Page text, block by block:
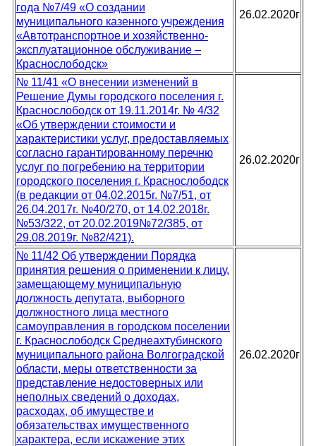
года №7/49 «О создании
муниципального казенного учреждения
«Автотранспортное и хозяйственно-
эксплуатационное обслуживание –
Краснослободск»
26.02.2020г
№ 11/41 «О внесении изменений в
Решение Думы городского поселения г.
Краснослободск от 19.11.2014г. № 4/32
«Об утверждении стоимости и
характеристики услуг, предоставляемых
согласно гарантированному перечню
услуг по погребению на территории
городского поселения г. Краснослободск
(в редакции от 04.02.2015г. №7/51, от
26.04.2017г. №40/270, от 14.02.2018г.
№53/322, от 20.02.2019№72/385, от
29.08.2019г. №82/421).
26.02.2020г
№ 11/42 Об утверждении Порядка
принятия решения о применении к лицу,
замещающему муниципальную
должность депутата, выборного
должностного лица местного
самоуправления в городском поселении
г. Краснослободск Среднеахтубинского
муниципального района Волгоградской
области, меры ответственности за
представление недостоверных или
неполных сведений о доходах,
расходах, об имуществе и
обязательствах имущественного
характера, если искажение этих
26.02.2020г